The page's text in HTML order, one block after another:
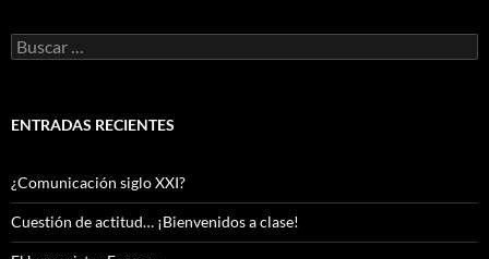
Buscar:
ENTRADAS RECIENTES
¿Comunicación siglo XXI?
Cuestión de actitud… ¡Bienvenidos a clase!